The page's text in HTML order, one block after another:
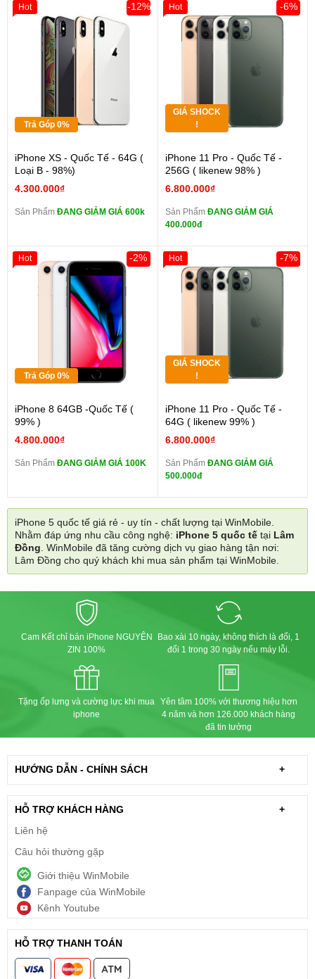
Trả Góp 0%
iPhone XS - Quốc Tế - 64G (
Loại B - 98%)
4.300.000₫
-12%
Sản Phẩm ĐANG GIẢM GIÁ 600k
Hot
GIÁ SHOCK
!
iPhone 11 Pro - Quốc Tế -
256G ( likenew 98% )
6.800.000₫
-6%
Sản Phẩm ĐANG GIẢM GIÁ
400.000đ
Hot
Trả Góp 0%
iPhone 8 64GB -Quốc Tế (
99% )
4.800.000₫
-2%
Sản Phẩm ĐANG GIẢM GIÁ 100K
Hot
GIÁ SHOCK
!
iPhone 11 Pro - Quốc Tế -
64G ( likenew 99% )
6.800.000₫
-7%
Sản Phẩm ĐANG GIẢM GIÁ
500.000đ
Hot
iPhone 5 quốc tế giá rẻ - uy tín - chất lượng tại WinMobile.
Nhằm đáp ứng nhu cầu công nghệ: iPhone 5 quốc tế tại Lâm
Đồng. WinMobile đã tăng cường dịch vụ giao hàng tận nơi:
Lâm Đồng cho quý khách khi mua sản phẩm tại WinMobile.
Cam Kết chỉ bán iPhone NGUYÊN
ZIN 100%
Bao xài 10 ngày, không thích là đổi, 1
đổi 1 trong 30 ngày nếu máy lỗi.
Tặng ốp lưng và cường lực khi mua
iphone
Yên tâm 100% với thương hiệu hơn
4 năm và hơn 126.000 khách hàng
đã tin tưởng
HƯỚNG DẪN - CHÍNH SÁCH +
HỖ TRỢ KHÁCH HÀNG
+
Liên hệ
Câu hỏi thường gặp
Giới thiệu WinMobile
Fanpage của WinMobile
Kênh Youtube
HỖ TRỢ THANH TOÁN